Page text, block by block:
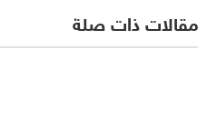
مقالات ذات صلة